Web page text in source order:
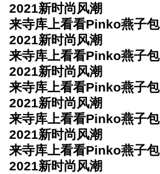
2021新时尚风潮
来寺库上看看Pinko燕子
2021新时尚风潮
来寺库上看看Pinko燕子
2021新时尚风潮
来寺库上看看Pinko燕子
2021新时尚风潮
来寺库上看看Pinko燕子
2021新时尚风潮
来寺库上看看Pinko燕子
2021新时尚风潮